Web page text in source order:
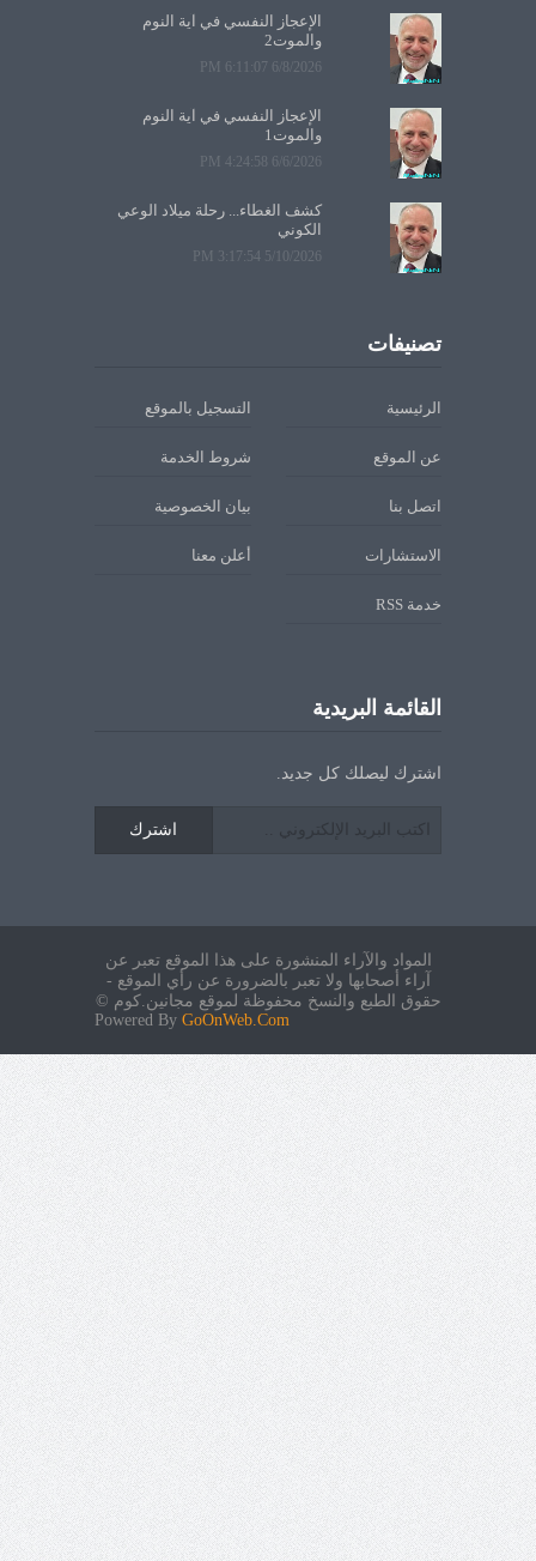
الإعجاز النفسي في آية النوم
والموت2
6/8/2026 6:11:07 PM
الإعجاز النفسي في آية النوم
والموت1
6/6/2026 4:24:58 PM
كشف الغطاء... رحلة ميلاد الوعي
الكوني
5/10/2026 3:17:54 PM
تصنيفات
الرئيسية التسجيل بالموقع
عن الموقع شروط الخدمة
اتصل بنا بيان الخصوصية
الاستشارات أعلن معنا
خدمة RSS
القائمة البريدية
اشترك ليصلك كل جديد.
اشترك
المواد والآراء المنشورة على هذا الموقع تعبر عن
آراء أصحابها ولا تعبر بالضرورة عن رأي الموقع -
حقوق الطبع والنسخ محفوظة لموقع مجانين.كوم ©
Powered By GoOnWeb.Com